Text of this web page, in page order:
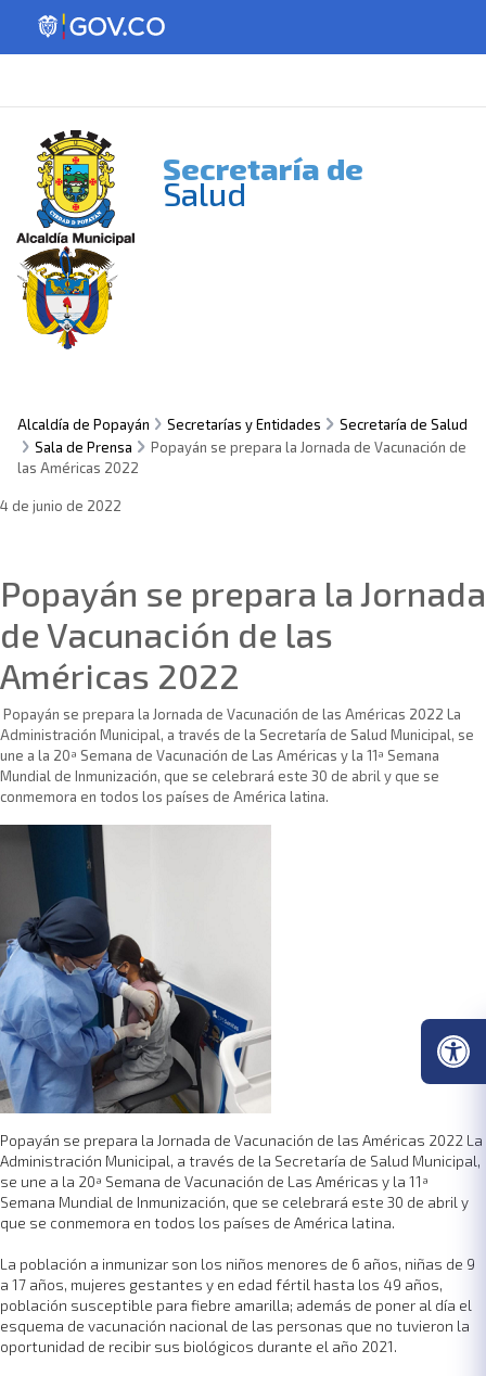
Secretaría de
Salud
Alcaldía de Popayán Secretarías y Entidades
Secretaría de Salud
Sala de Prensa
Popayán se prepara la Jornada de Vacunación de
las Américas 2022
4 de junio de 2022
Popayán se prepara la Jornada
de Vacunación de las
Américas 2022
Popayán se prepara la Jornada de Vacunación de las Américas 2022 La
Administración Municipal, a través de la Secretaría de Salud Municipal, se
une a la 20ª Semana de Vacunación de Las Américas y la 11ª Semana
Mundial de Inmunización, que se celebrará este 30 de abril y que se
conmemora en todos los países de América latina.
Popayán se prepara la Jornada de Vacunación de las Américas 2022 La
Administración Municipal, a través de la Secretaría de Salud Municipal,
se une a la 20ª Semana de Vacunación de Las Américas y la 11ª
Semana Mundial de Inmunización, que se celebrará este 30 de abril y
que se conmemora en todos los países de América latina.
La población a inmunizar son los niños menores de 6 años, niñas de 9
a 17 años, mujeres gestantes y en edad fértil hasta los 49 años,
población susceptible para fiebre amarilla; además de poner al día el
esquema de vacunación nacional de las personas que no tuvieron la
oportunidad de recibir sus biológicos durante el año 2021.